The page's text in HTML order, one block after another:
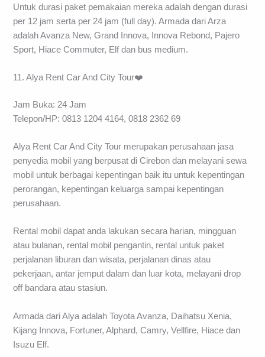
Untuk durasi paket pemakaian mereka adalah dengan durasi
per 12 jam serta per 24 jam (full day). Armada dari Arza
adalah Avanza New, Grand Innova, Innova Rebond, Pajero
Sport, Hiace Commuter, Elf dan bus medium.
11. Alya Rent Car And City Tour❤️
Jam Buka: 24 Jam
Telepon/HP: 0813 1204 4164, 0818 2362 69
Alya Rent Car And City Tour merupakan perusahaan jasa
penyedia mobil yang berpusat di Cirebon dan melayani sewa
mobil untuk berbagai kepentingan baik itu untuk kepentingan
perorangan, kepentingan keluarga sampai kepentingan
perusahaan.
Rental mobil dapat anda lakukan secara harian, mingguan
atau bulanan, rental mobil pengantin, rental untuk paket
perjalanan liburan dan wisata, perjalanan dinas atau
pekerjaan, antar jemput dalam dan luar kota, melayani drop
off bandara atau stasiun.
Armada dari Alya adalah Toyota Avanza, Daihatsu Xenia,
Kijang Innova, Fortuner, Alphard, Camry, Vellfire, Hiace dan
Isuzu Elf.